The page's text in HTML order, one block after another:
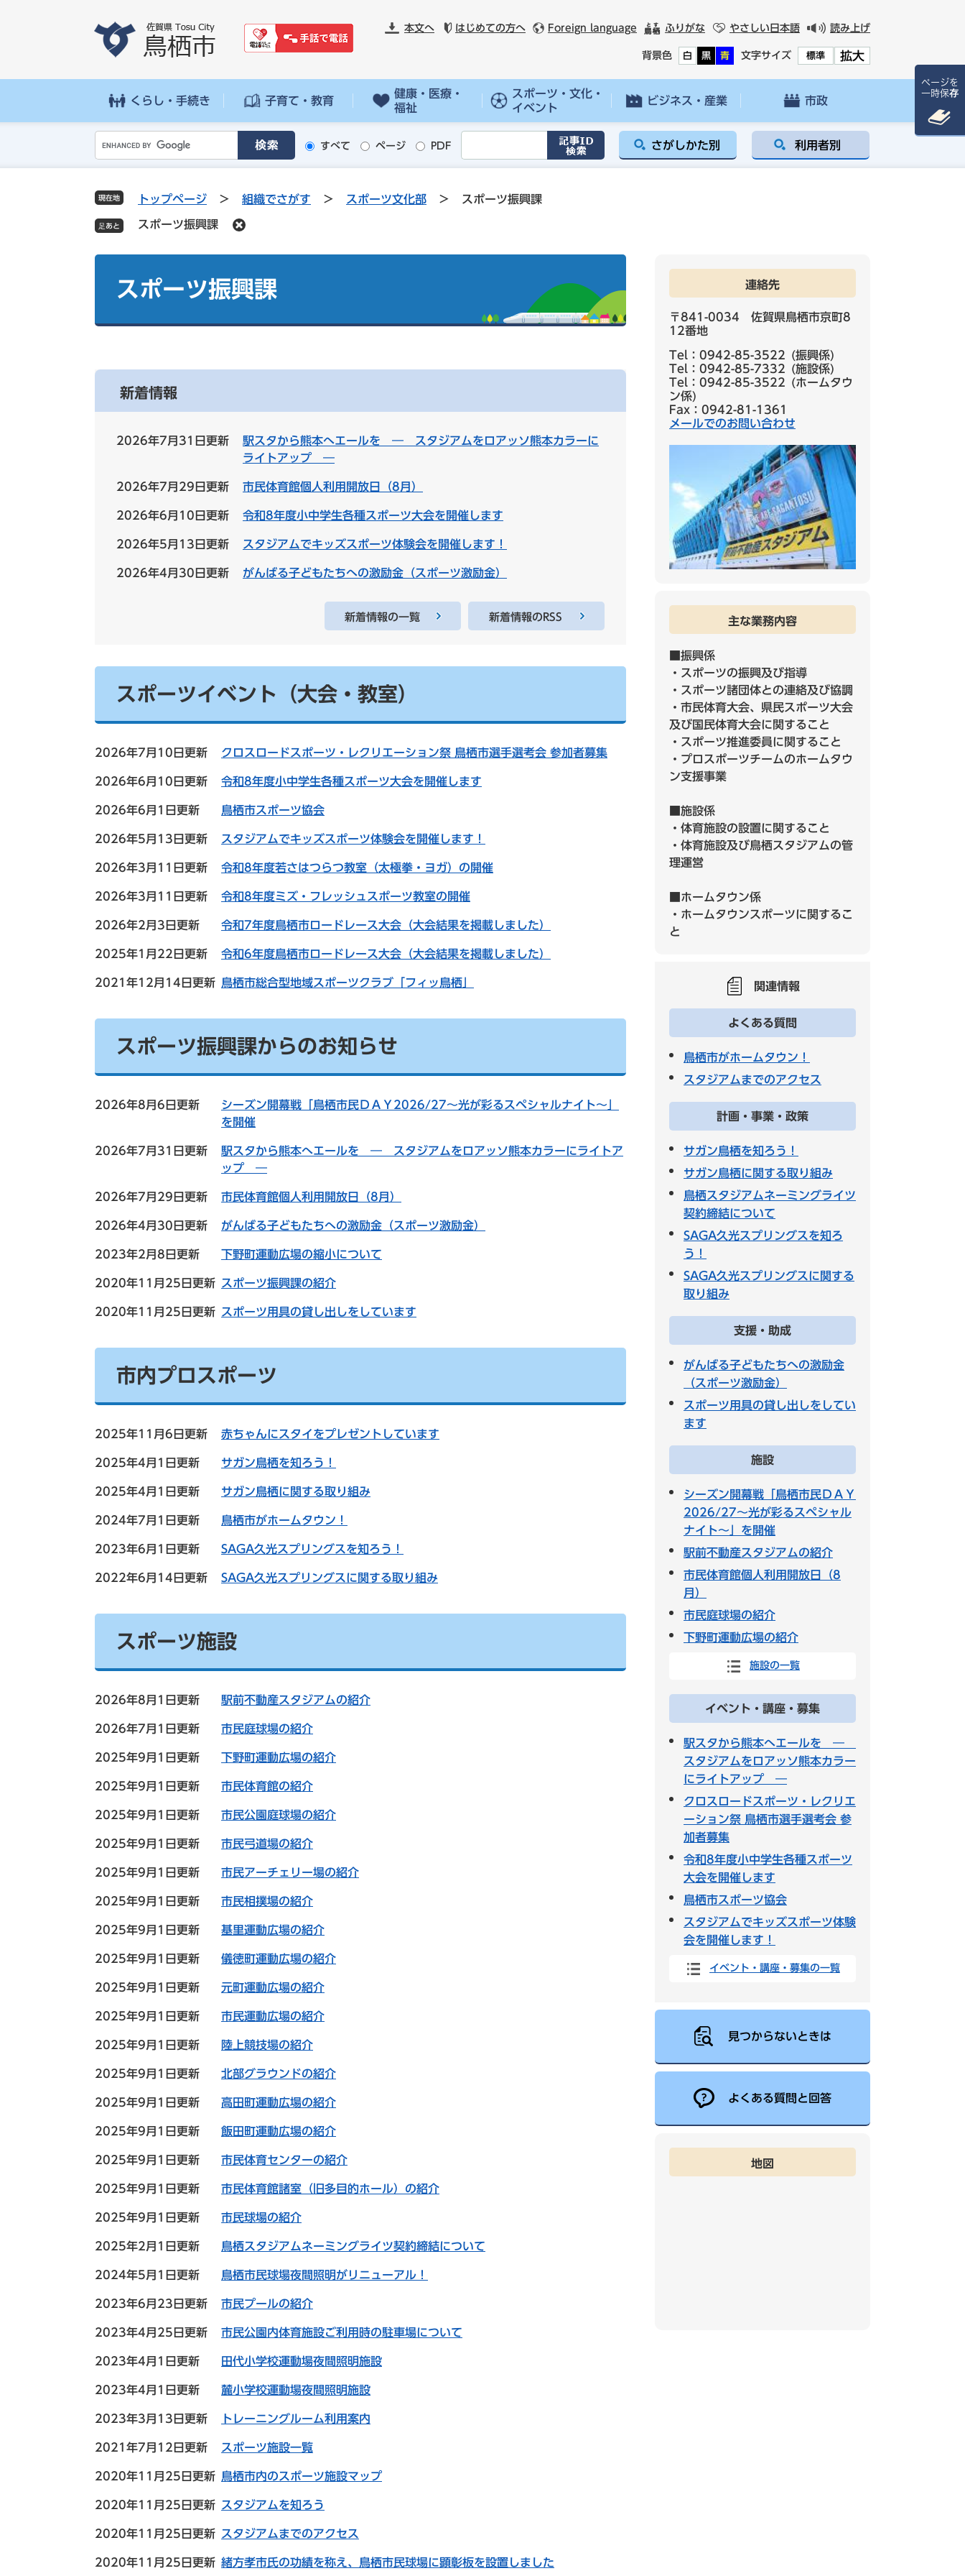
先
を
本文へ はじめての方へ Foreign language ふりがな やさしい日本語 読み上げ
背景色 白 黒 青 文字サイズ 標準 拡大
くらし・手続き 子育て・教育
健康・医療・
福祉
スポーツ・文化・
イベント
ビジネス・産業 市政
o
g
l
e
ス
索
すべて ページ PDF さがしかた別 利用者別
現在地 トップページ > 組織でさがす > スポーツ文化部 > スポーツ振興課
スポーツ振興課
スポーツ振興課
新着情報
2026年7月31日更新
駅スタから熊本へエールを ― スタジアムをロアッソ熊本カラーに
ライトアップ ―
2026年7月29日更新 市民体育館個人利用開放日（8月）
2026年6月10日更新 令和8年度小中学生各種スポーツ大会を開催します
2026年5月13日更新 スタジアムでキッズスポーツ体験会を開催します！
2026年4月30日更新 がんばる子どもたちへの激励金（スポーツ激励金）
新着情報の一覧 新着情報のRSS
スポーツイベント（大会・教室）
2026年7月10日更新 クロスロードスポーツ・レクリエーション祭 鳥栖市選手選考会 参加者募集
2026年6月10日更新 令和8年度小中学生各種スポーツ大会を開催します
2026年6月1日更新 鳥栖市スポーツ協会
2026年5月13日更新 スタジアムでキッズスポーツ体験会を開催します！
2026年3月11日更新 令和8年度若さはつらつ教室（太極拳・ヨガ）の開催
2026年3月11日更新 令和8年度ミズ・フレッシュスポーツ教室の開催
2026年2月3日更新 令和7年度鳥栖市ロードレース大会（大会結果を掲載しました）
2025年1月22日更新 令和6年度鳥栖市ロードレース大会（大会結果を掲載しました）
2021年12月14日更新 鳥栖市総合型地域スポーツクラブ「フィッ鳥栖」
スポーツ振興課からのお知らせ
2026年8月6日更新
シーズン開幕戦「鳥栖市民ＤＡＹ2026/27～光が彩るスペシャルナイト～」
を開催
2026年7月31日更新
駅スタから熊本へエールを ― スタジアムをロアッソ熊本カラーにライトア
ップ ―
2026年7月29日更新 市民体育館個人利用開放日（8月）
2026年4月30日更新 がんばる子どもたちへの激励金（スポーツ激励金）
2023年2月8日更新 下野町運動広場の縮小について
2020年11月25日更新 スポーツ振興課の紹介
2020年11月25日更新 スポーツ用具の貸し出しをしています
市内プロスポーツ
2025年11月6日更新 赤ちゃんにスタイをプレゼントしています
2025年4月1日更新 サガン鳥栖を知ろう！
2025年4月1日更新 サガン鳥栖に関する取り組み
2024年7月1日更新 鳥栖市がホームタウン！
2023年6月1日更新 SAGA久光スプリングスを知ろう！
2022年6月14日更新 SAGA久光スプリングスに関する取り組み
スポーツ施設
2026年8月1日更新 駅前不動産スタジアムの紹介
2026年7月1日更新 市民庭球場の紹介
2025年9月1日更新 下野町運動広場の紹介
2025年9月1日更新 市民体育館の紹介
2025年9月1日更新 市民公園庭球場の紹介
2025年9月1日更新 市民弓道場の紹介
2025年9月1日更新 市民アーチェリー場の紹介
2025年9月1日更新 市民相撲場の紹介
2025年9月1日更新 基里運動広場の紹介
2025年9月1日更新 儀徳町運動広場の紹介
2025年9月1日更新 元町運動広場の紹介
2025年9月1日更新 市民運動広場の紹介
2025年9月1日更新 陸上競技場の紹介
2025年9月1日更新 北部グラウンドの紹介
2025年9月1日更新 高田町運動広場の紹介
2025年9月1日更新 飯田町運動広場の紹介
2025年9月1日更新 市民体育センターの紹介
2025年9月1日更新 市民体育館諸室（旧多目的ホール）の紹介
2025年9月1日更新 市民球場の紹介
2025年2月1日更新 鳥栖スタジアムネーミングライツ契約締結について
2024年5月1日更新 鳥栖市民球場夜間照明がリニューアル！
2023年6月23日更新 市民プールの紹介
2023年4月25日更新 市民公園内体育施設ご利用時の駐車場について
2023年4月1日更新 田代小学校運動場夜間照明施設
2023年4月1日更新 麓小学校運動場夜間照明施設
2023年3月13日更新 トレーニングルーム利用案内
2021年7月12日更新 スポーツ施設一覧
2020年11月25日更新 鳥栖市内のスポーツ施設マップ
2020年11月25日更新 スタジアムを知ろう
2020年11月25日更新 スタジアムまでのアクセス
2020年11月25日更新 緒方孝市氏の功績を称え、鳥栖市民球場に顕彰板を設置しました
連絡先
〒841-0034 佐賀県鳥栖市京町8
12番地
Tel：0942-85-3522
振興係
Tel：0942-85-7332
施設係
Tel：0942-85-3522
ホームタウ
ン係
Fax：0942-81-1361
メールでのお問い合わせ
主な業務内容
■振興係
・スポーツの振興及び指導
・スポーツ諸団体との連絡及び協調
・市民体育大会、県民スポーツ大会
及び国民体育大会に関すること
・スポーツ推進委員に関すること
・プロスポーツチームのホームタウ
ン支援事業
■施設係
・体育施設の設置に関すること
・体育施設及び鳥栖スタジアムの管
理運営
■ホームタウン係
・ホームタウンスポーツに関するこ
と
関連情報
よくある質問
鳥栖市がホームタウン！
スタジアムまでのアクセス
計画・事業・政策
サガン鳥栖を知ろう！
サガン鳥栖に関する取り組み
鳥栖スタジアムネーミングライツ
契約締結について
SAGA久光スプリングスを知ろ
う！
SAGA久光スプリングスに関する
取り組み
支援・助成
がんばる子どもたちへの激励金
（スポーツ激励金）
スポーツ用具の貸し出しをしてい
ます
施設
シーズン開幕戦「鳥栖市民ＤＡＹ
2026/27～光が彩るスペシャル
ナイト～」を開催
駅前不動産スタジアムの紹介
市民体育館個人利用開放日（8
月）
市民庭球場の紹介
下野町運動広場の紹介
施設の一覧
イベント・講座・募集
駅スタから熊本へエールを ―
スタジアムをロアッソ熊本カラー
にライトアップ ―
クロスロードスポーツ・レクリエ
ーション祭 鳥栖市選手選考会 参
加者募集
令和8年度小中学生各種スポーツ
大会を開催します
鳥栖市スポーツ協会
スタジアムでキッズスポーツ体験
会を開催します！
イベント・講座・募集の一覧
見つからないときは
よくある質問と回答
地図
ページを
一時保存